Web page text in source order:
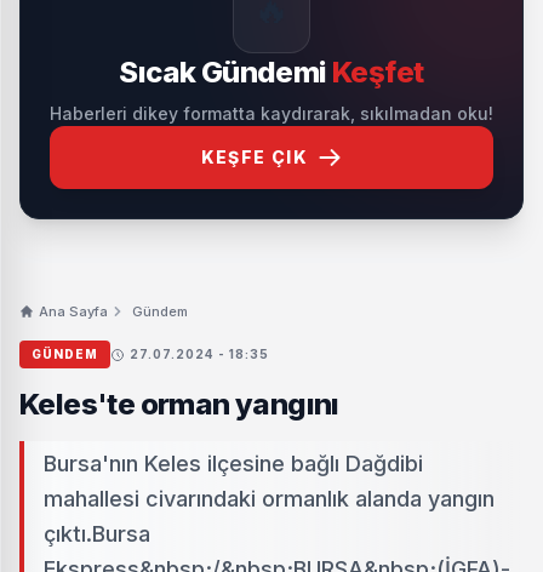
Sıcak Gündemi Keşfet
Haberleri dikey formatta kaydırarak, sıkılmadan oku!
KEŞFE ÇIK
Ana Sayfa Gündem
GÜNDEM 27.07.2024 - 18:35
Keles'te orman yangını
Bursa'nın Keles ilçesine bağlı Dağdibi
mahallesi civarındaki ormanlık alanda yangın
çıktı.Bursa